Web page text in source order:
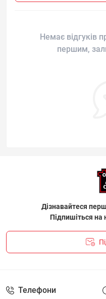
Немає відгуків
першим,
Дізнавайтеся
Підпишіться
Телефони